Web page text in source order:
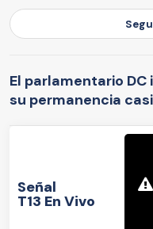
El parlamentario
su permanencia
Señal
T13 En Vivo